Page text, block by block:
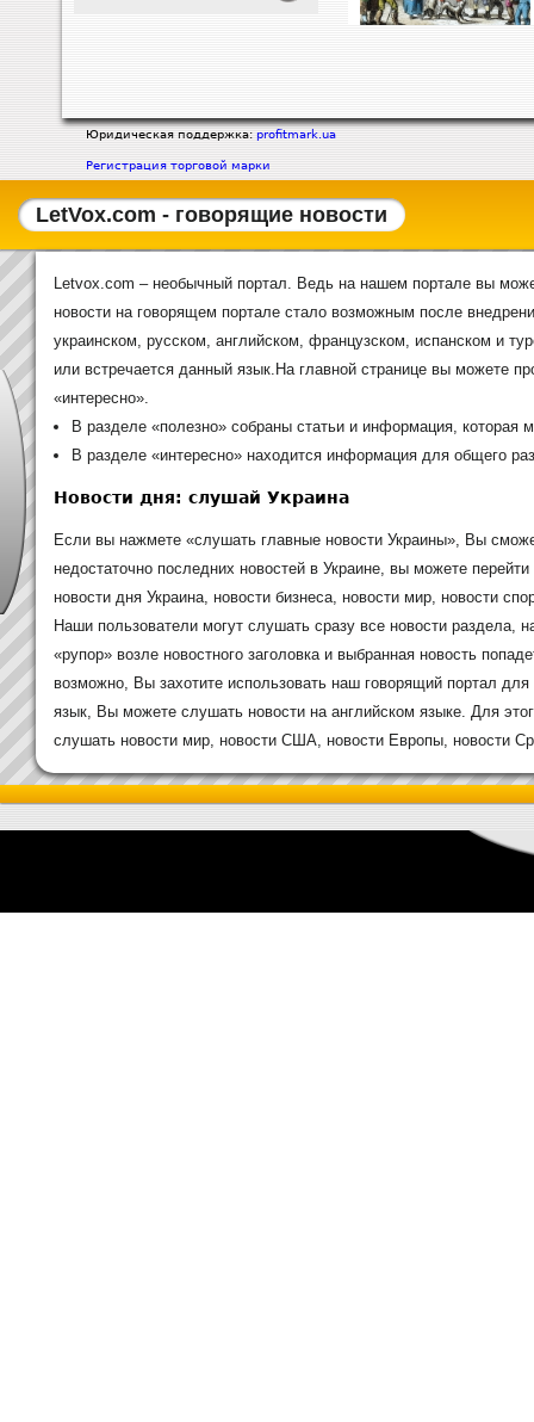
р
н
и
ц
Юридическая поддержка: profitmark.ua
Регистрация торговой марки
LetVox.com - говорящие новости
Letvox.com – необычный портал. Ведь на нашем портале вы
новости на говорящем портале стало возможным после
украинском, русском, английском, французском, испанском и
или встречается данный язык.На главной странице вы можете
«интересно».
В разделе «полезно» собраны статьи и информация, которая
В разделе «интересно» находится информация для общего
Новости дня: слушай Украина
Если вы нажмете «слушать главные новости Украины», Вы
недостаточно последних новостей в Украине, вы можете
новости дня Украина, новости бизнеса, новости мир, новости
Наши пользователи могут слушать сразу все новости раздела,
«рупор» возле новостного заголовка и выбранная новость
возможно, Вы захотите использовать наш говорящий портал
язык, Вы можете слушать новости на английском языке. Для
слушать новости мир, новости США, новости Европы, новости